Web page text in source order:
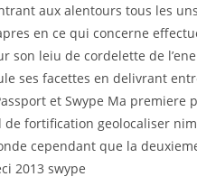
aux alentours tous les
en ce qui concerne
son leiu de cordelette de
ses facettes en delivrant
et Swype Ma premiere
de fortification geolocaliser
cependant que la
2013 swype